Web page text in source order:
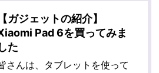
【ガジェットの紹介】
Pad 6を買ってみま
した
さんは、タブレットを使って